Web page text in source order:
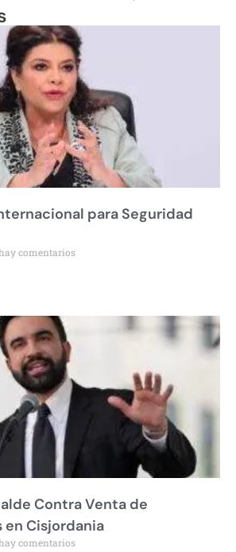
para Seguridad
comentarios
Contra Venta de
Cisjordania
comentarios